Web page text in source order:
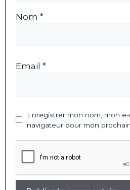
Nom *
Email *
Enregistrer mon nom, mon
navigateur pour mon